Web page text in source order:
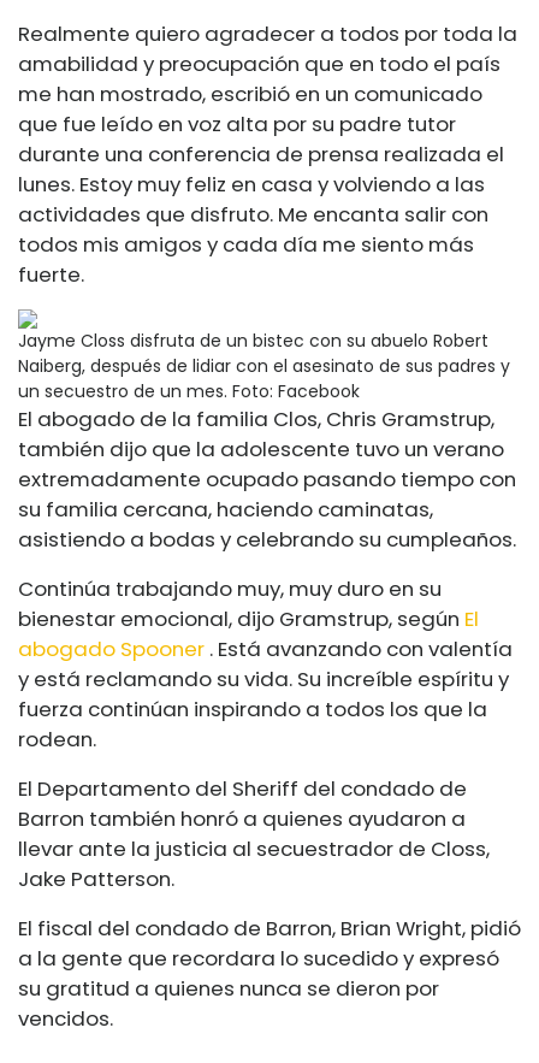
Realmente quiero agradecer a todos por toda la
amabilidad y preocupación que en todo el país
me han mostrado, escribió en un comunicado
que fue leído en voz alta por su padre tutor
durante una conferencia de prensa realizada el
lunes. Estoy muy feliz en casa y volviendo a las
actividades que disfruto. Me encanta salir con
todos mis amigos y cada día me siento más
fuerte.
Jayme Closs disfruta de un bistec con su abuelo Robert
Naiberg, después de lidiar con el asesinato de sus padres y
un secuestro de un mes. Foto: Facebook
El abogado de la familia Clos, Chris Gramstrup,
también dijo que la adolescente tuvo un verano
extremadamente ocupado pasando tiempo con
su familia cercana, haciendo caminatas,
asistiendo a bodas y celebrando su cumpleaños.
Continúa trabajando muy, muy duro en su
bienestar emocional, dijo Gramstrup, según El
abogado Spooner . Está avanzando con valentía
y está reclamando su vida. Su increíble espíritu y
fuerza continúan inspirando a todos los que la
rodean.
El Departamento del Sheriff del condado de
Barron también honró a quienes ayudaron a
llevar ante la justicia al secuestrador de Closs,
Jake Patterson.
El fiscal del condado de Barron, Brian Wright, pidió
a la gente que recordara lo sucedido y expresó
su gratitud a quienes nunca se dieron por
vencidos.